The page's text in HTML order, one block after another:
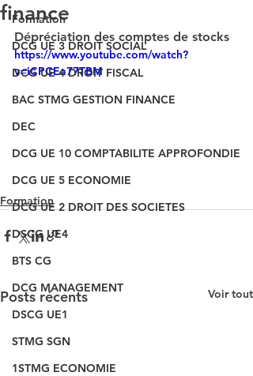
Formation
DCG UE 3 DROIT SOCIAL
DCG UE 4 DROIT FISCAL
BAC STMG GESTION FINANCE
DEC
DCG UE 10 COMPTABILITE APPROFONDIE
DCG UE 5 ECONOMIE
DCG UE 2 DROIT DES SOCIETES
DSCG UE4
BTS CG
DCG MANAGEMENT
DSCG UE1
STMG SGN
1STMG ECONOMIE
finance
Dépréciation des comptes de stocks
https://www.youtube.com/watch?
v=iCPCEa77TBM
Formation
Posts récents Voir tout